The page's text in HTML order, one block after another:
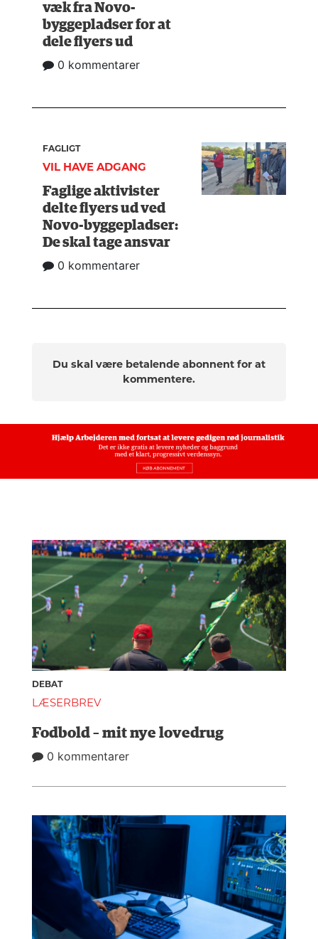
væk fra Novo-
byggepladser for at
dele flyers ud
0 kommentarer
FAGLIGT
VIL HAVE ADGANG
Faglige aktivister
delte flyers ud ved
Novo-byggepladser:
De skal tage ansvar
0 kommentarer
Du skal være betalende abonnent for at
kommentere.
DEBAT
LÆSERBREV
Fodbold – mit nye lovedrug
0 kommentarer